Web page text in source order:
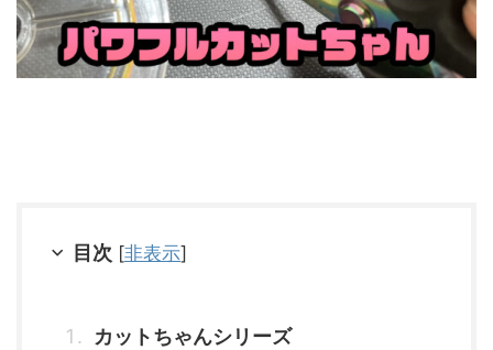
目次 [非表示]
カットちゃんシリーズ